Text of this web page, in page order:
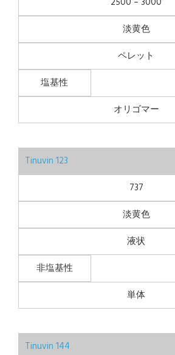
淡黄色
ペレット
塩基性
オリゴマー
Tinuvin 123
737
淡黄色
液状
非塩基性
単体
Tinuvin 144